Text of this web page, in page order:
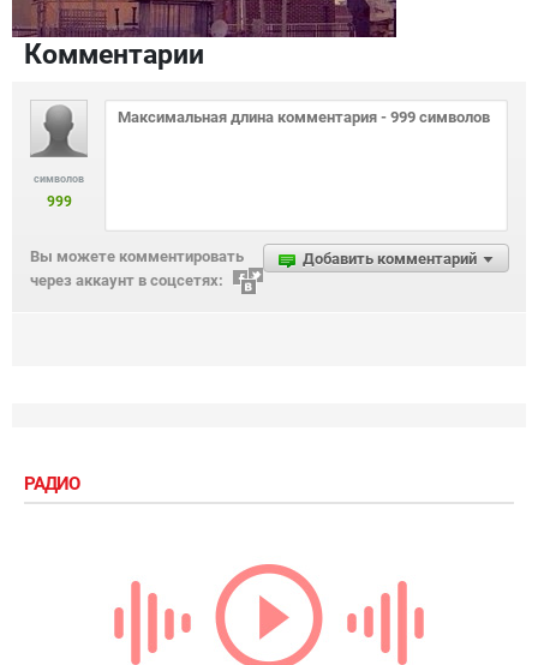
Комментарии
символов
999
Добавить комментарий
Вы можете комментировать
через аккаунт в соцсетях:
РАДИО